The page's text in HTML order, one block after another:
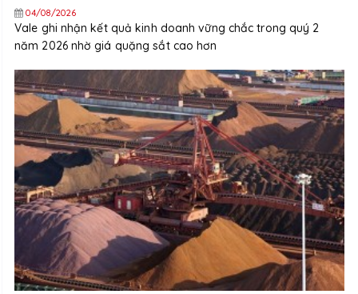
04/08/2026
Vale ghi nhận kết quả kinh doanh vững chắc trong quý 2
năm 2026 nhờ giá quặng sắt cao hơn